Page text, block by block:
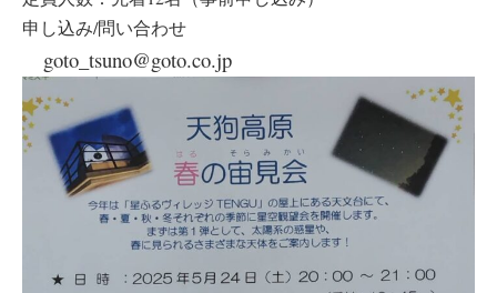
申し込み/問い合わせ
goto_tsuno@goto.co.jp